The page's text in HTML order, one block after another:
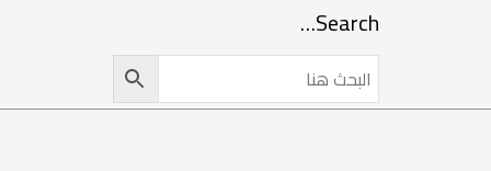
Search…